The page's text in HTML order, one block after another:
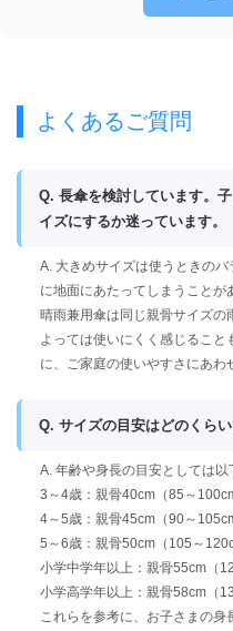
よくあるご質問
Q. 長傘を検討しています。
イズにするか迷っています。
A. 大きめサイズは使うときの
に地面にあたってしまうこと
晴雨兼用傘は同じ親骨サイズの
よっては使いにくく感じるこ
に、ご家庭の使いやすさにあわ
Q. サイズの目安はどのくらい
A. 年齢や身長の目安としては以
3～4歳：親骨40cm（85～
4～5歳：親骨45cm（90～
5～6歳：親骨50cm（105～
小学中学年以上：親骨55cm（
小学高学年以上：親骨58cm（
これらを参考に、お子さまの身